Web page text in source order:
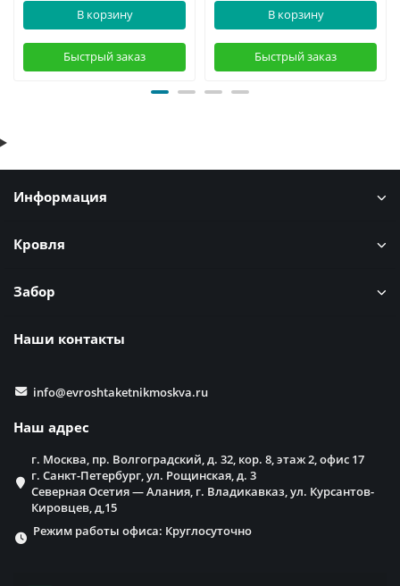
В корзину
Быстрый заказ
В корзину
Быстрый заказ
Информация
Кровля
Забор
Наши контакты
info@evroshtaketnikmoskva.ru
Наш адрес
г. Москва, пр. Волгоградский, д. 32, кор. 8, этаж 2, офис 17
г. Санкт-Петербург, ул. Рощинская, д. 3
Северная Осетия — Алания, г. Владикавказ, ул. Курсантов-
Кировцев, д,15
Режим работы офиса: Круглосуточно